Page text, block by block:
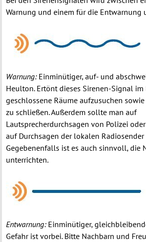
Warnung und einem für die Entwarnung
Warnung:Einminütiger, auf- und
Heulton. Ertönt dieses Sirenen-Signal
geschlossene Räume aufzusuchen
zu schließen. Außerdem sollte man auf
Lautsprecherdurchsagen von Polizei
auf Durchsagen der lokalen Radiosender
Gegebenenfalls ist es auch sinnvoll, die
unterrichten.
Entwarnung:Einminütiger,
Gefahr ist vorbei. Bitte Nachbarn und